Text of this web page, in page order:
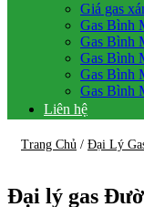
Giá gas
Gas Bình
Gas Bình
Gas Bình
Gas Bình
Gas Bình
Liên hệ
Trang Chủ / Đại Lý
Đại lý gas